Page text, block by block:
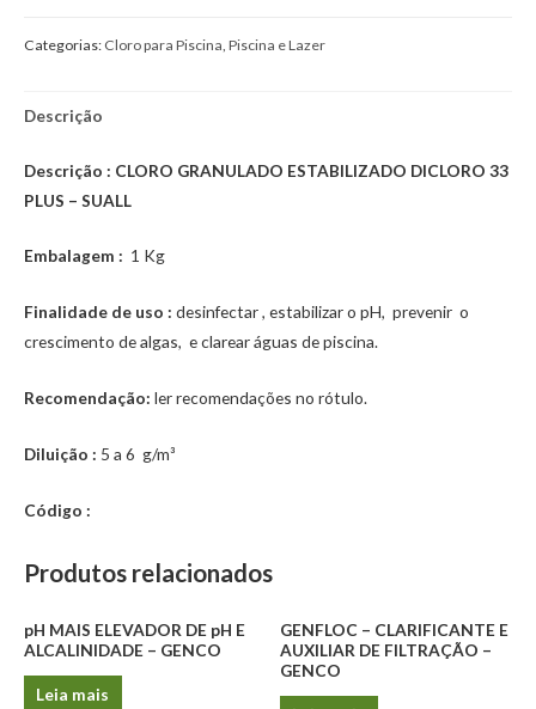
Categorias: Cloro para Piscina Piscina e Lazer
Descrição
Descrição : CLORO GRANULADO ESTABILIZADO DICLORO 33
PLUS – SUALL
Embalagem : 1 Kg
Finalidade de uso : desinfectar , estabilizar o pH, prevenir o
crescimento de algas, e clarear águas de piscina.
Recomendação: ler recomendações no rótulo.
Diluição : 5 a 6 g/m³
Código :
Produtos relacionados
pH MAIS ELEVADOR DE pH E
ALCALINIDADE – GENCO
Leia mais
GENFLOC – CLARIFICANTE E
AUXILIAR DE FILTRAÇÃO –
GENCO